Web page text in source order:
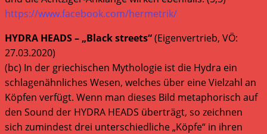
https://www.facebook.com/hermetrik/
HYDRA HEADS – „Black streets“(Eigenvertrieb, VÖ:
27.03.2020)
(bc) In der griechischen Mythologie ist die Hydra ein
schlagenähnliches Wesen, welches über eine Vielzahl an
Köpfen verfügt. Wenn man dieses Bild metaphorisch auf
den Sound der HYDRA HEADS überträgt, so zeichnen
sich zumindest drei unterschiedliche „Köpfe“ in ihren